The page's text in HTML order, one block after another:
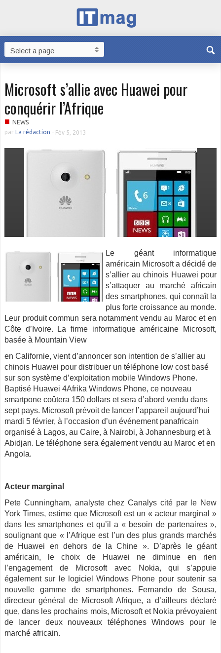
Microsoft s’allie avec Huawei pour
conquérir l’Afrique
■ NEWS
par La rédaction - Fév 5, 2013
Le géant informatique
américain Microsoft a décidé de
s’allier au chinois Huawei pour
s’attaquer au marché africain
des smartphones, qui connaît la
plus forte croissance au monde.
Leur produit commun sera notamment vendu au Maroc et en
Côte d’Ivoire. La firme informatique américaine Microsoft,
basée à Mountain View
en Californie, vient d’annoncer son intention de s’allier au
chinois Huawei pour distribuer un téléphone low cost basé
sur son système d’exploitation mobile Windows Phone.
Baptisé Huawei 4Afrika Windows Phone, ce nouveau
smartpone coûtera 150 dollars et sera d’abord vendu dans
sept pays. Microsoft prévoit de lancer l’appareil aujourd’hui
mardi 5 février, à l’occasion d’un événement panafricain
organisé à Lagos, au Caire, à Nairobi, à Johannesburg et à
Abidjan. Le téléphone sera également vendu au Maroc et en
Angola.
Acteur marginal
Pete Cunningham, analyste chez Canalys cité par le New
York Times, estime que Microsoft est un « acteur marginal »
dans les smartphones et qu’il a « besoin de partenaires »,
soulignant que « l’Afrique est l’un des plus grands marchés
de Huawei en dehors de la Chine ». D’après le géant
américain, le choix de Huawei ne diminue en rien
l’engagement de Microsoft avec Nokia, qui s’appuie
également sur le logiciel Windows Phone pour soutenir sa
nouvelle gamme de smartphones. Fernando de Sousa,
directeur général de Microsoft Afrique, a d’ailleurs déclaré
que, dans les prochains mois, Microsoft et Nokia prévoyaient
de lancer deux nouveaux téléphones Windows pour le
marché africain.